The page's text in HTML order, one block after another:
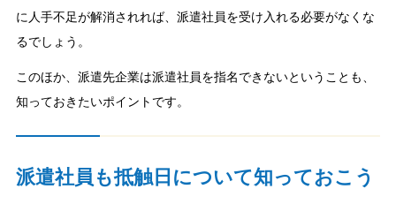
に人手不足が解消されれば、派遣社員を受け入れる必要がなくな
るでしょう。
このほか、派遣先企業は派遣社員を指名できないということも、
知っておきたいポイントです。
派遣社員も抵触日について知っておこう